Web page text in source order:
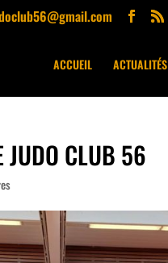
ACCUEIL ACTUALITÉS
JUDO CLUB 56